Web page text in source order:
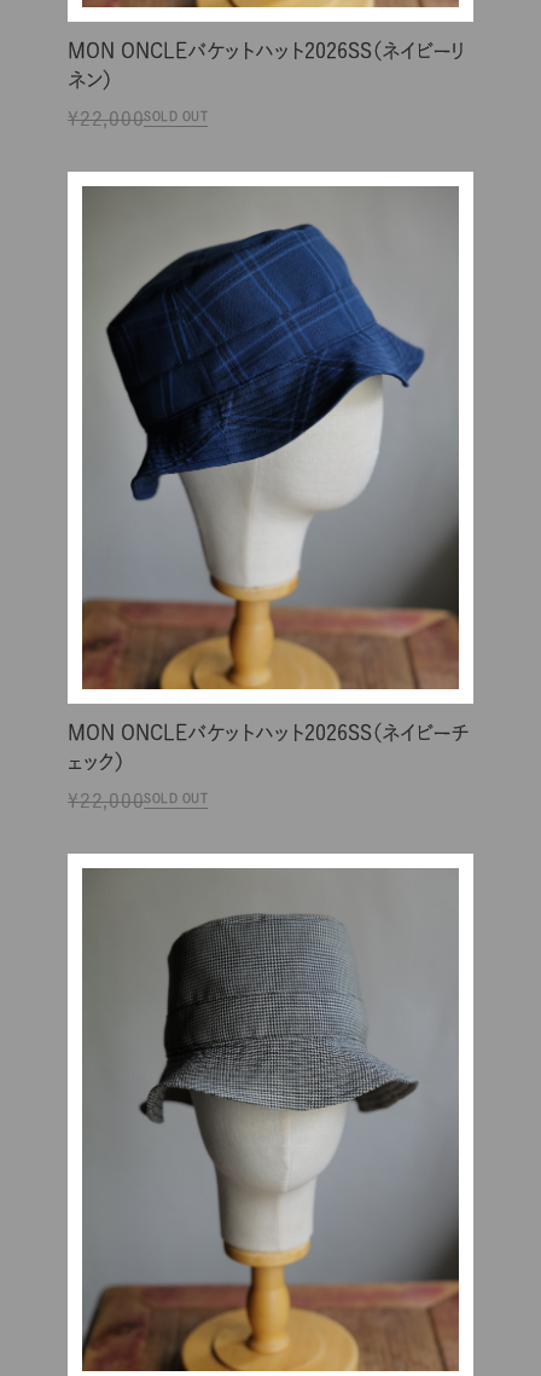
MON ONCLEバケットハット2026SS（ネイビーリ
ネン）
¥22,000SOLD OUT
MON ONCLEバケットハット2026SS（ネイビーチ
ェック）
¥22,000SOLD OUT